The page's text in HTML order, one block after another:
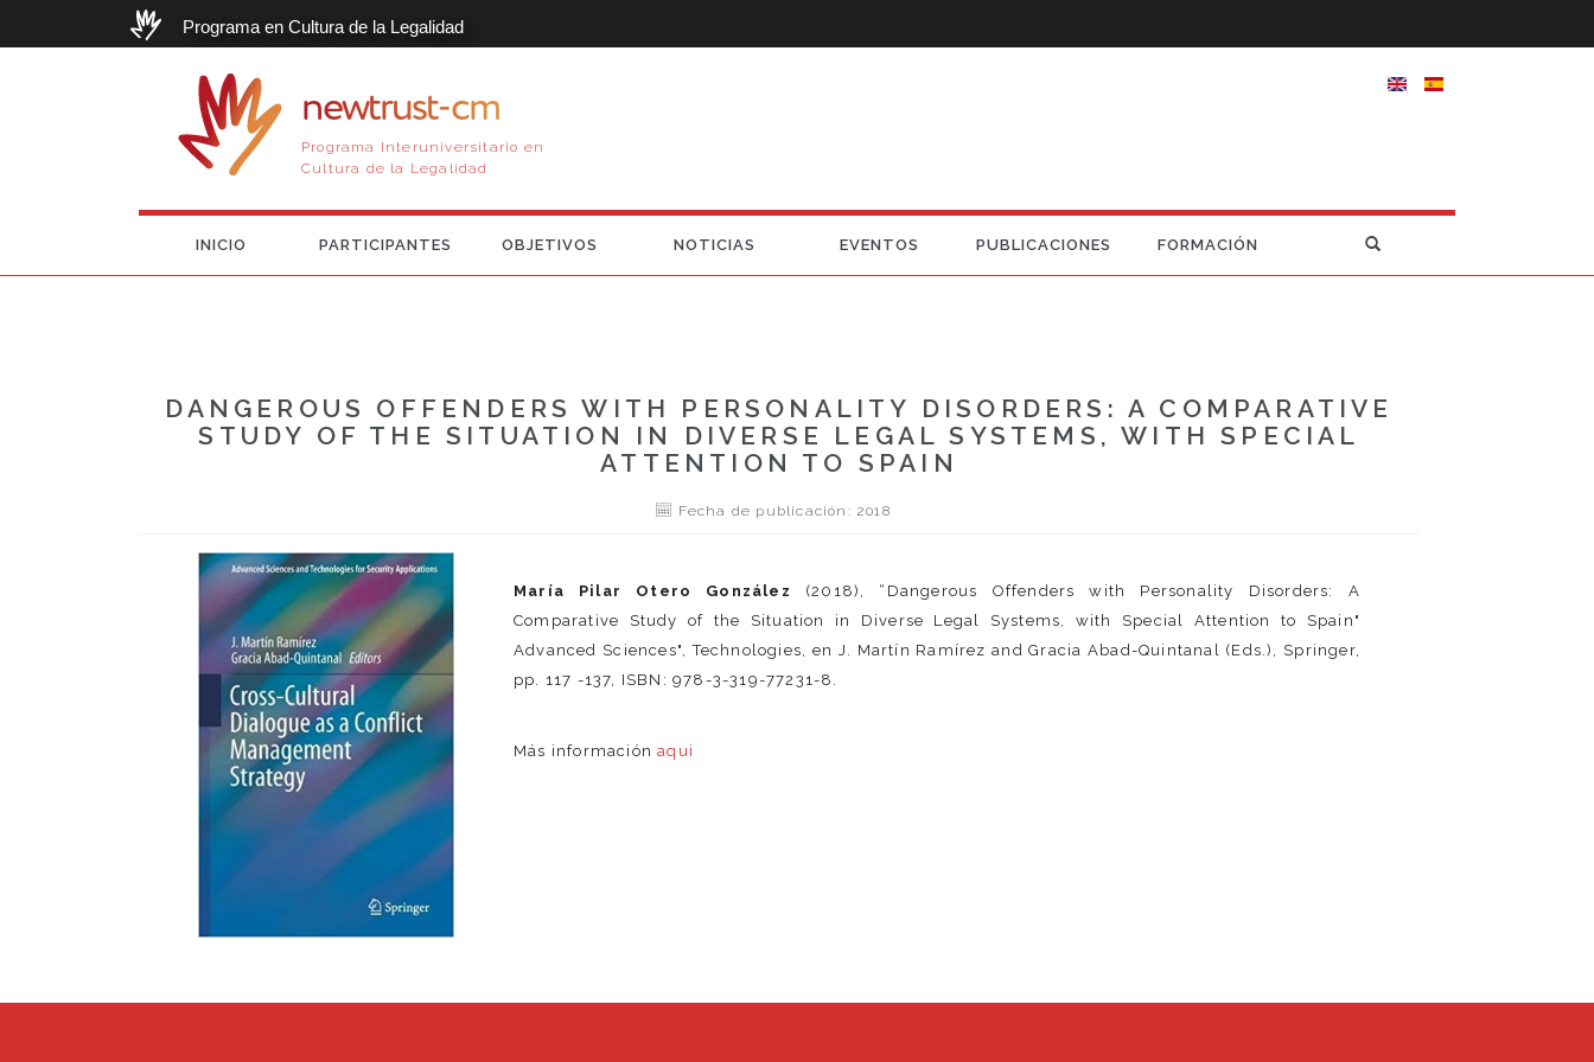
Programa en Cultura de la Legalidad
newtrust-cm
Programa Interuniversitario en
Cultura de la Legalidad
INICIO PARTICIPANTES OBJETIVOS NOTICIAS EVENTOS PUBLICACIONES FORMACIÓN
DANGEROUS OFFENDERS WITH PERSONALITY DISORDERS: A COMPARATIVE
STUDY OF THE SITUATION IN DIVERSE LEGAL SYSTEMS, WITH SPECIAL
ATTENTION TO SPAIN
Fecha de publicación: 2018
María Pilar Otero González (2018), “Dangerous Offenders with Personality Disorders: A
Comparative Study of the Situation in Diverse Legal Systems, with Special Attention to Spain"
Advanced Sciences", Technologies, en J. Martín Ramírez and Gracia Abad-Quintanal (Eds.), Springer,
pp. 117 -137, ISBN: 978-3-319-77231-8.
Más informaciónaqui